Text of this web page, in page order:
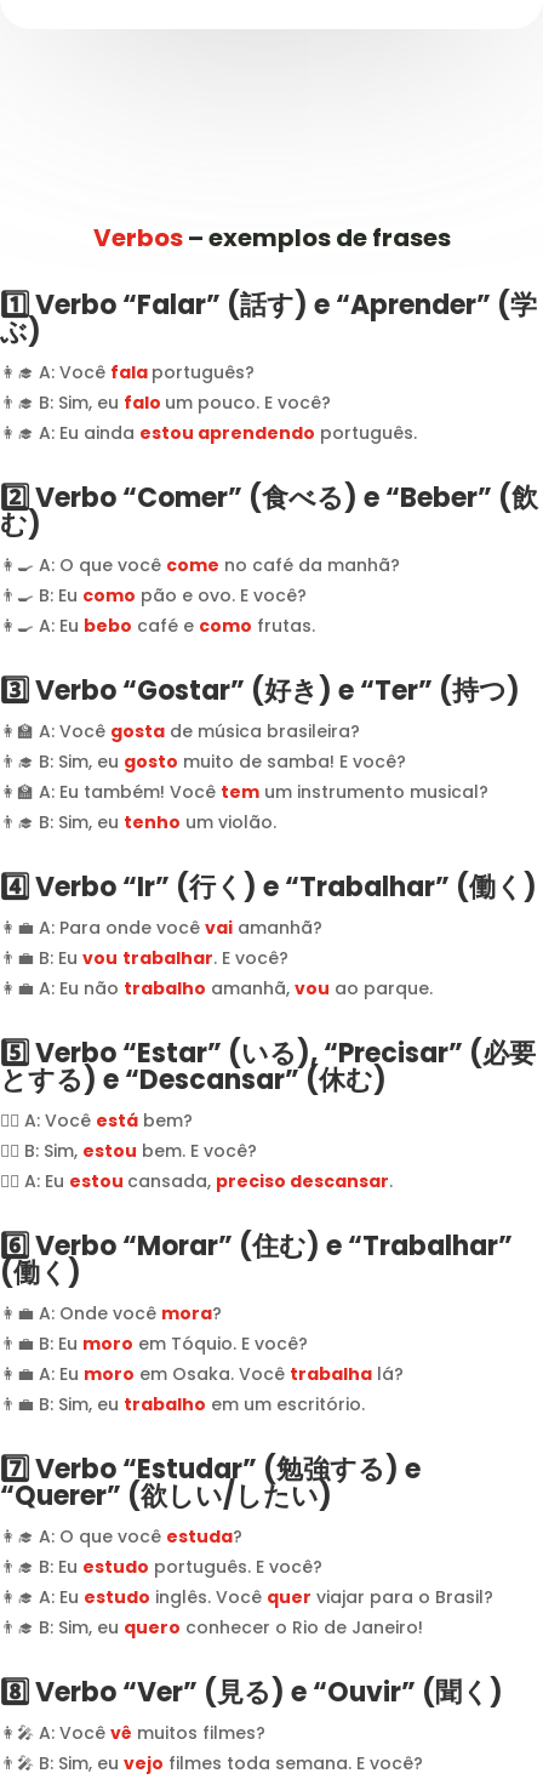
Verbos– exemplos de frases
1️⃣ Verbo “Falar” (話す) e “Aprender” (学
ぶ)
👩‍🎓 A: Você fala português?
👨‍🎓 B: Sim, eu falo um pouco. E você?
👩‍🎓 A: Eu ainda estou aprendendo português.
2️⃣ Verbo “Comer” (食べる) e “Beber” (飲
む)
👩‍🍳 A: O que você come no café da manhã?
👨‍🍳 B: Eu como pão e ovo. E você?
👩‍🍳 A: Eu bebo café e como frutas.
3️⃣ Verbo “Gostar” (好き) e “Ter” (持つ)
👩‍🏫 A: Você gosta de música brasileira?
👨‍🎓 B: Sim, eu gosto muito de samba! E você?
👩‍🏫 A: Eu também! Você tem um instrumento musical?
👨‍🎓 B: Sim, eu tenho um violão.
4️⃣ Verbo “Ir” (行く) e “Trabalhar” (働く)
👩‍💼 A: Para onde você vai amanhã?
👨‍💼 B: Eu vou trabalhar. E você?
👩‍💼 A: Eu não trabalho amanhã, vou ao parque.
5️⃣ Verbo “Estar” (いる), “Precisar” (必要
とする) e “Descansar” (休む)
👩‍⚕️ A: Você está bem?
👨‍⚕️ B: Sim, estou bem. E você?
👩‍⚕️ A: Eu estou cansada, preciso descansar.
6️⃣ Verbo “Morar” (住む) e “Trabalhar”
(働く)
👩‍💼 A: Onde você mora?
👨‍💼 B: Eu moro em Tóquio. E você?
👩‍💼 A: Eu moro em Osaka. Você trabalha lá?
👨‍💼 B: Sim, eu trabalho em um escritório.
7️⃣ Verbo “Estudar” (勉強する) e
“Querer” (欲しい/したい)
👩‍🎓 A: O que você estuda?
👨‍🎓 B: Eu estudo português. E você?
👩‍🎓 A: Eu estudo inglês. Você quer viajar para o Brasil?
👨‍🎓 B: Sim, eu quero conhecer o Rio de Janeiro!
8️⃣ Verbo “Ver” (見る) e “Ouvir” (聞く)
👩‍🎤 A: Você vê muitos filmes?
👨‍🎤 B: Sim, eu vejo filmes toda semana. E você?